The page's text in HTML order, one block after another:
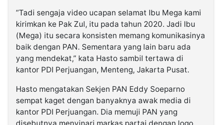
“Tadi sengaja video ucapan selamat Ibu Mega kami
kirimkan ke Pak Zul, itu pada tahun 2020. Jadi Ibu
(Mega) itu secara konsisten memang komunikasinya
baik dengan PAN. Sementara yang lain baru ada
yang mendekat,” kata Hasto sambil tertawa di
kantor PDI Perjuangan, Menteng, Jakarta Pusat.
Hasto mengatakan Sekjen PAN Eddy Soeparno
sempat kaget dengan banyaknya awak media di
kantor PDI Perjuangan. Dia memuji PAN yang